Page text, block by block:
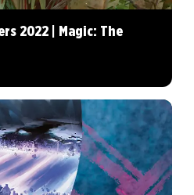
2022 | Magic: The